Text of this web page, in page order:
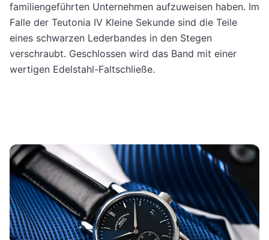
familiengeführten Unternehmen aufzuweisen haben. Im
Falle der Teutonia IV Kleine Sekunde sind die Teile
eines schwarzen Lederbandes in den Stegen
verschraubt. Geschlossen wird das Band mit einer
wertigen Edelstahl-Faltschließe.